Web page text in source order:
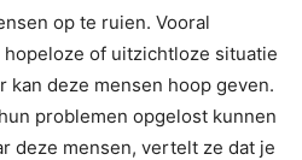
op te ruien. Vooral
of uitzichtloze situatie
kan deze mensen hoop geven.
problemen opgelost kunnen
deze mensen, vertelt ze dat je